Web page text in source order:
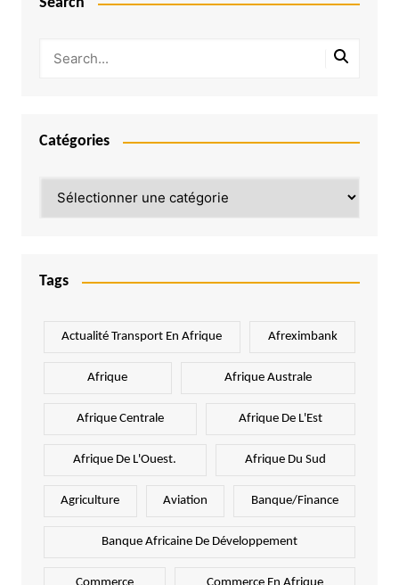
Catégories
Tags
Actualité Transport En Afrique Afreximbank
Afrique Afrique Australe
Afrique Centrale Afrique De L'Est
Afrique De L'Ouest. Afrique Du Sud
Agriculture Aviation Banque/Finance
Banque Africaine De Développement